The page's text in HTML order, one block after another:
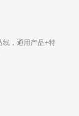
线，通用产品+特